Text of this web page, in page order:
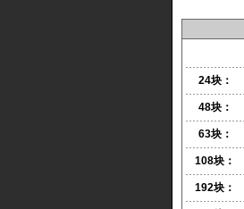
24块：
48块：
63块：
108块：
192块：